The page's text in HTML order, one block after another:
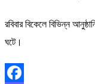
রবিবার বিকেলে বিভিন্ন
ঘটে।